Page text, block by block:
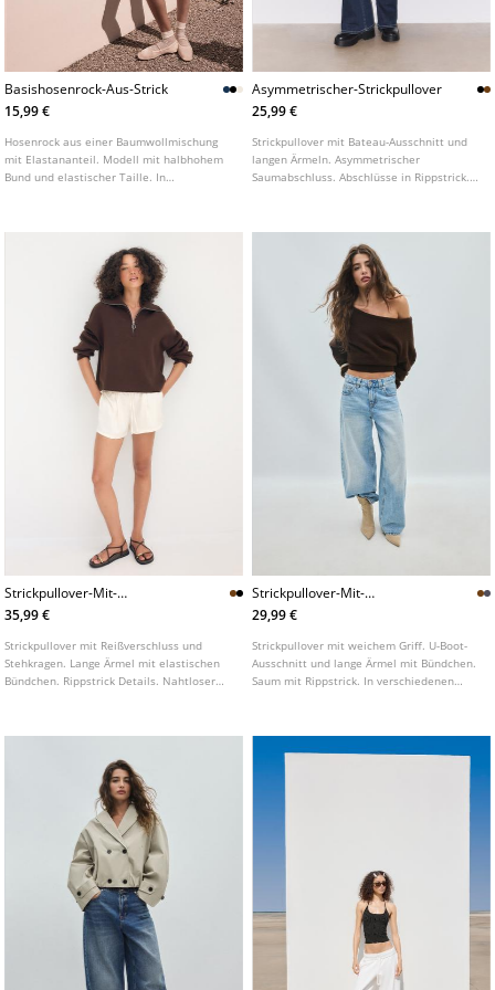
Basishosenrock-Aus-Strick
15,99 €
Hosenrock aus einer Baumwollmischung
mit Elastananteil. Modell mit halbhohem
Bund und elastischer Taille. In
Asymmetrischer-Strickpullover
25,99 €
Strickpullover mit Bateau-Ausschnitt und
langen Ärmeln. Asymmetrischer
Saumabschluss. Abschlüsse in Rippstrick.
Strickpullover-Mit-
Reiverschluss
35,99 €
Strickpullover mit Reißverschluss und
Stehkragen. Lange Ärmel mit elastischen
Bündchen. Rippstrick Details. Nahtloser
Strickpullover-Mit-
Ubootausschnitt-Und-
Weichem-Griff
29,99 €
Strickpullover mit weichem Griff. U-Boot-
Ausschnitt und lange Ärmel mit Bündchen.
Saum mit Rippstrick. In verschiedenen